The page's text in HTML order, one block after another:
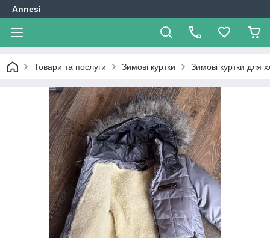
Annesi
Товари та послуги Зимові куртки Зимові куртки для